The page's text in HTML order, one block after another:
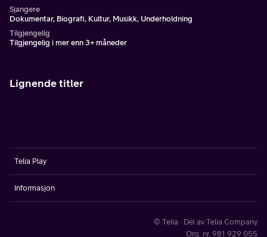
Sjangere
Dokumentar, Biografi, Kultur, Musikk, Underholdning
Tilgjengelig
Tilgjengelig i mer enn 3+ måneder
Lignende titler
Telia Play
Informasjon
© Telia · Del av Telia Company
Org. nr. 981 929 055